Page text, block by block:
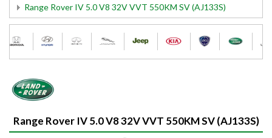
Range Rover IV 5.0 V8 32V VVT 550KM SV (AJ133S)
Range Rover IV 5.0 V8 32V VVT 550KM SV (AJ133S)